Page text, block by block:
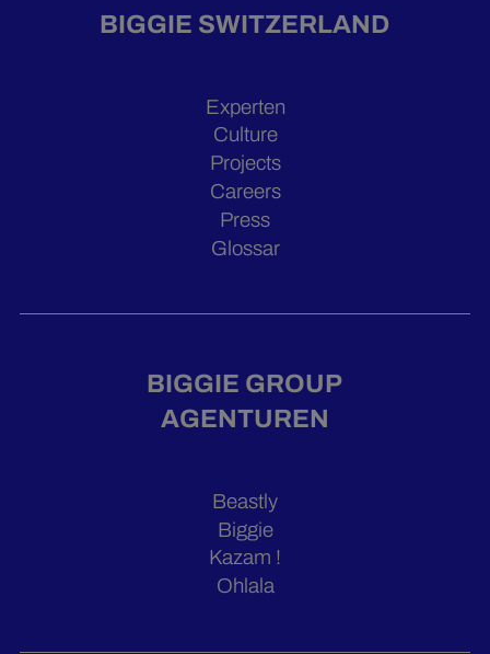
BIGGIE SWITZERLAND
Experten
Culture
Projects
Careers
Press
Glossar
BIGGIE GROUP
AGENTUREN
Beastly
Biggie
Kazam !
Ohlala